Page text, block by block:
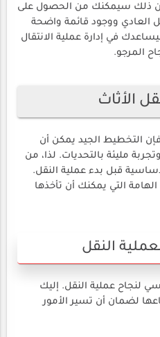
ذلك سيمكنك من الحصول على
العادي ووجود قائمة واضحة
في إدارة عملية الانتقال
المرجو.
الأثاث
فإن التخطيط الجيد يمكن أن
مليئة بالتحديات. لذا، من
قبل بدء عملية النقل.
التي يمكنك أن تأخذها
النقل
لنجاح عملية النقل. إليك
لضمان أن تسير الأمور